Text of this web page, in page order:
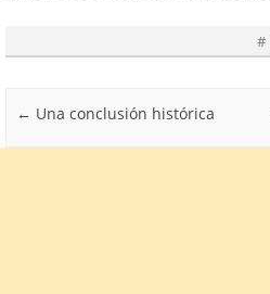
#
Post navigation
← Una conclusión histórica